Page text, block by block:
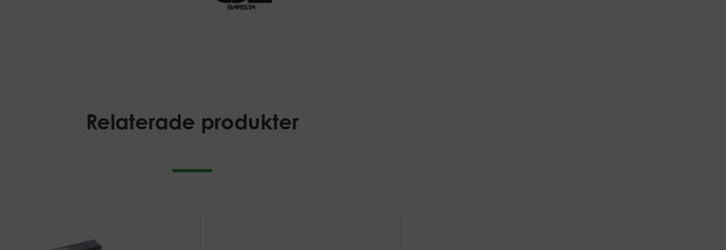
Relaterade produkter